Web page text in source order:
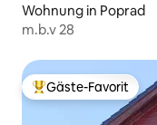
Wohnung in Poprad
m.b.v 28
Beliebter Gäste-
Gäste-Favorit